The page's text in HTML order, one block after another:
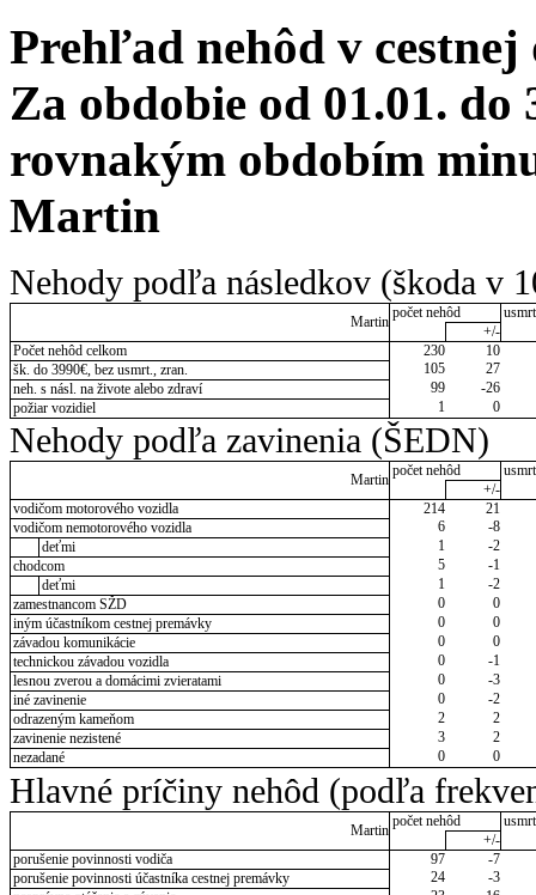
Prehľad nehôd v cestnej
Za obdobie od 01.01. do
rovnakým obdobím
Martin
Nehody podľa následkov (škoda v
Martin
počet nehôd
+/-
Počet nehôd celkom
230
10
šk. do 3990€, bez usmrt., zran.
105
27
neh. s násl. na živote alebo zdraví
99
-26
požiar vozidiel
1 0
Nehody podľa zavinenia (ŠEDN)
Martin
počet nehôd
+/-
vodičom motorového vozidla
214
21
vodičom nemotorového vozidla
6
-8
deťmi
1
-2
chodcom
5
-1
deťmi
1
-2
zamestnancom SŽD
0
0
iným účastníkom cestnej premávky
0
0
závadou komunikácie
0
0
technickou závadou vozidla
0
-1
lesnou zverou a domácimi zvieratami
0
-3
iné zavinenie
0
-2
odrazeným kameňom
2
2
zavinenie nezistené
3
2
nezadané
0 0
Hlavné príčiny nehôd (podľa
Martin
počet nehôd
+/-
porušenie povinnosti vodiča
97
-7
porušenie povinnosti účastníka cestnej premávky
24
-3